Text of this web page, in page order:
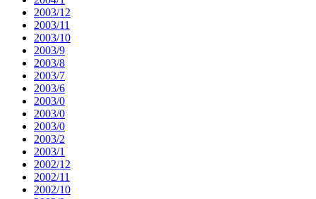
2003/12
2003/11
2003/10
2003/9
2003/8
2003/7
2003/6
2003/0
2003/0
2003/0
2003/2
2003/1
2002/12
2002/11
2002/10